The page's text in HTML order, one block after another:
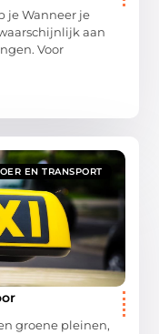
je Wanneer je
aan
Voor
EN TRANSPORT
groene pleinen,